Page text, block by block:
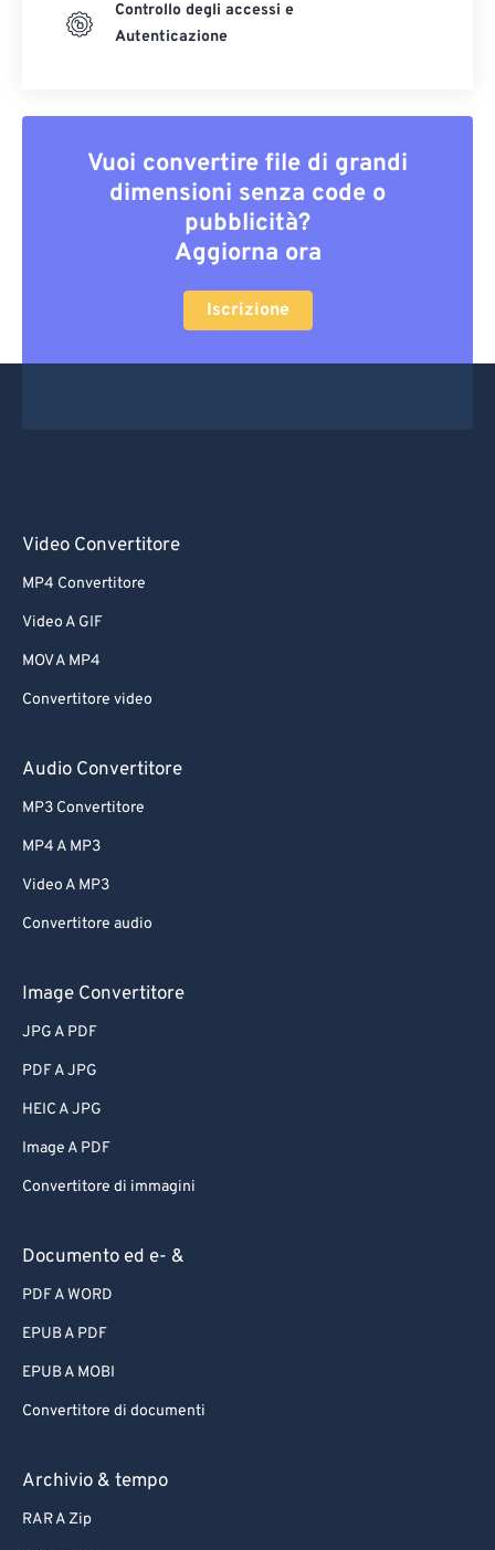
Controllo degli accessi e
Autenticazione
Vuoi convertire file di grandi
dimensioni senza code o
pubblicità?
Aggiorna ora
Iscrizione
Video Convertitore
MP4 Convertitore
Video A GIF
MOV A MP4
Convertitore video
Audio Convertitore
MP3 Convertitore
MP4 A MP3
Video A MP3
Convertitore audio
Image Convertitore
JPG A PDF
PDF A JPG
HEIC A JPG
Image A PDF
Convertitore di immagini
Documento ed e- &
PDF A WORD
EPUB A PDF
EPUB A MOBI
Convertitore di documenti
Archivio & tempo
RAR A Zip